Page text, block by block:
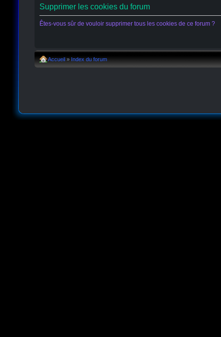
Supprimer les cookies du forum
Êtes-vous sûr de vouloir supprimer tous les cookies de ce forum ?
Accueil » Index du forum